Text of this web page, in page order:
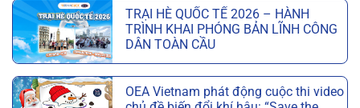
TRẠI HÈ QUỐC TẾ 2026 – HÀNH
TRÌNH KHAI PHÓNG BẢN LĨNH CÔNG
DÂN TOÀN CẦU
OEA Vietnam phát động cuộc thi video